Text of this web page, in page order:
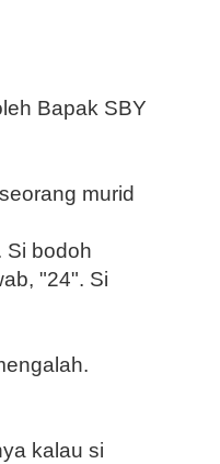
Bapak SBY
murid
Si bodoh
"24". Si
kalau si